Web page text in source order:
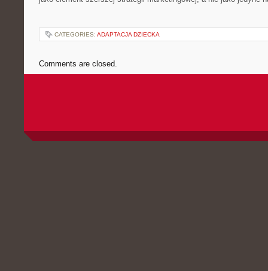
CATEGORIES: ADAPTACJA DZIECKA
Comments are closed.